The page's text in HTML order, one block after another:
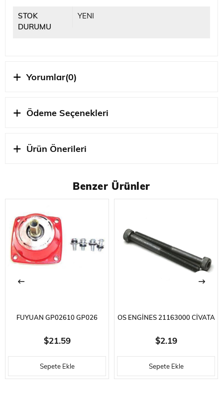
STOK
DURUMU
YENI
Yorumlar(0)
Ödeme Seçenekleri
Ürün Önerileri
Benzer Ürünler
FUYUAN GP02610 GP026
DRIVEN PLATE ASSEMBLY
$21.59
Sepete Ekle
OS ENGINES 21163000 CIVATA
SETI 12LD/LDX MOTOR YEDEK
PARÇASI
$2.19
Sepete Ekle